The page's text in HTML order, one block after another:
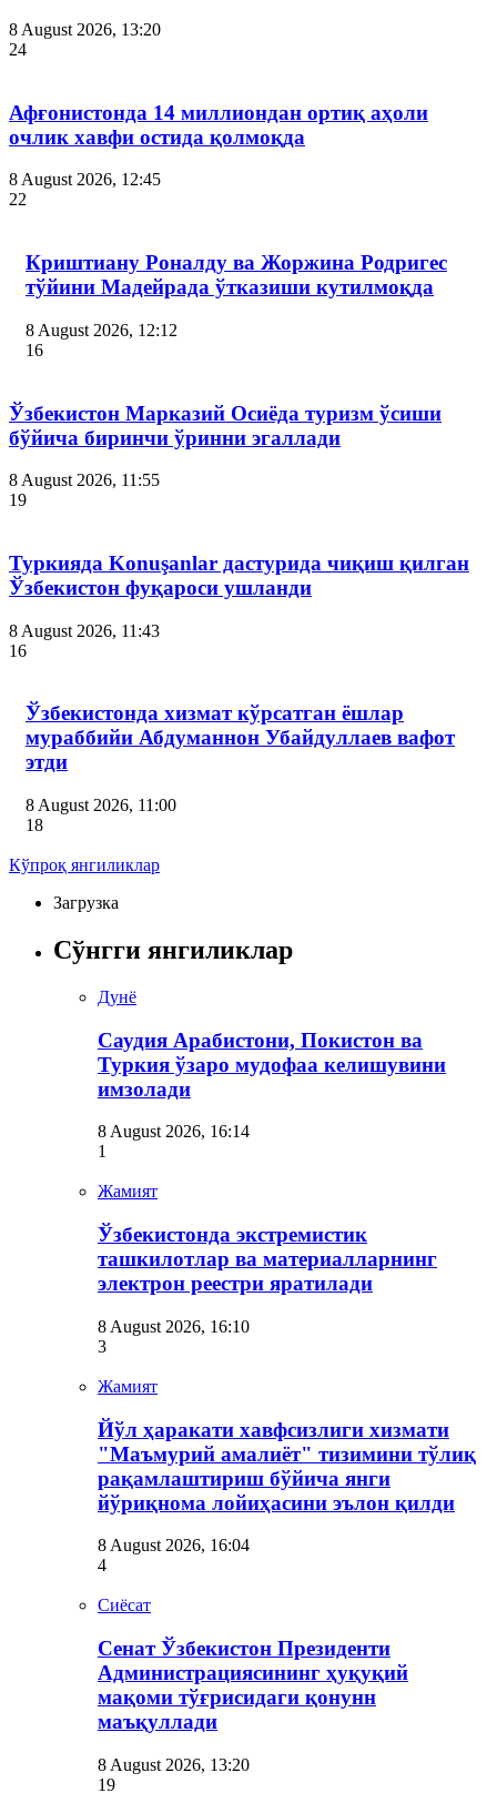
8 August 2026, 13:20
24
Афғонистонда 14 миллиондан ортиқ аҳоли
очлик хавфи остида қолмоқда
8 August 2026, 12:45
22
Криштиану Роналду ва Жоржина Родригес
тўйини Мадейрада ўтказиши кутилмоқда
8 August 2026, 12:12
16
Ўзбекистон Марказий Осиёда туризм ўсиши
бўйича биринчи ўринни эгаллади
8 August 2026, 11:55
19
Туркияда Konuşanlar дастурида чиқиш қилган
Ўзбекистон фуқароси ушланди
8 August 2026, 11:43
16
Ўзбекистонда хизмат кўрсатган ёшлар
мураббийи Абдуманнон Убайдуллаев вафот
этди
8 August 2026, 11:00
18
Кўпроқ янгиликлар
Загрузка
Сўнгги янгиликлар
Дунё
Саудия Арабистони, Покистон ва
Туркия ўзаро мудофаа келишувини
имзолади
8 August 2026, 16:14
1
Жамият
Ўзбекистонда экстремистик
ташкилотлар ва материалларнинг
электрон реестри яратилади
8 August 2026, 16:10
3
Жамият
Йўл ҳаракати хавфсизлиги хизмати
"Маъмурий амалиёт" тизимини тўлиқ
рақамлаштириш бўйича янги
йўриқнома лойиҳасини эълон қилди
8 August 2026, 16:04
4
Сиёсат
Сенат Ўзбекистон Президенти
Администрациясининг ҳуқуқий
мақоми тўғрисидаги қонунн
маъқуллади
8 August 2026, 13:20
19